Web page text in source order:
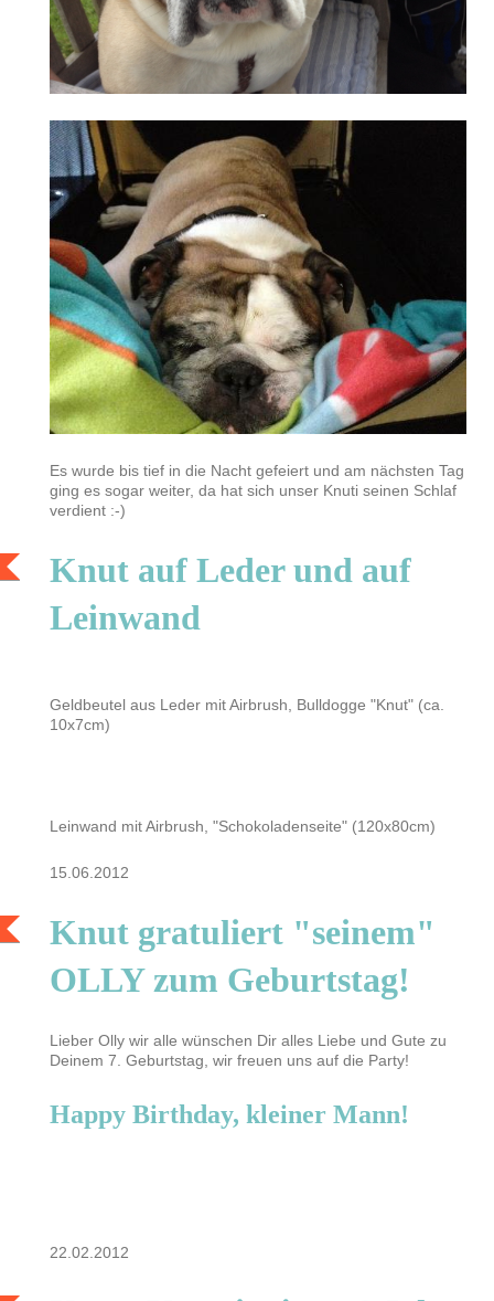
Es wurde bis tief in die Nacht gefeiert und am nächsten Tag
ging es sogar weiter, da hat sich unser Knuti seinen Schlaf
verdient :-)
Knut auf Leder und auf
Leinwand
Geldbeutel aus Leder mit Airbrush, Bulldogge "Knut" (ca.
10x7cm)
Leinwand mit Airbrush, "Schokoladenseite" (120x80cm)
15.06.2012
Knut gratuliert "seinem"
OLLY zum Geburtstag!
Lieber Olly wir alle wünschen Dir alles Liebe und Gute zu
Deinem 7. Geburtstag, wir freuen uns auf die Party!
Happy Birthday, kleiner Mann!
22.02.2012